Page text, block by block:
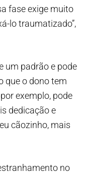
fase exige muito
lo traumatizado”,
um padrão e pode
que o dono tem
exemplo, pode
dedicação e
cãozinho, mais
no